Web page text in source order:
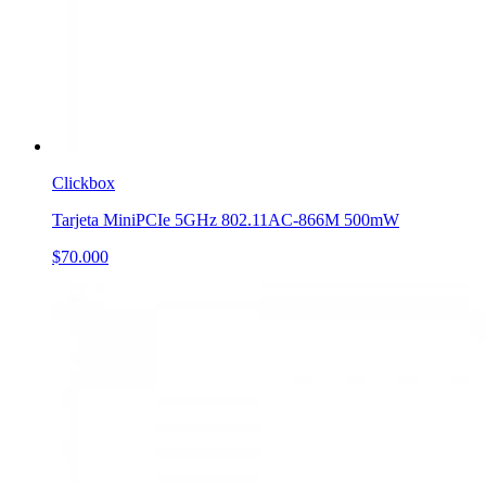
Clickbox
Tarjeta MiniPCIe 5GHz 802.11AC-866M 500mW
$70.000